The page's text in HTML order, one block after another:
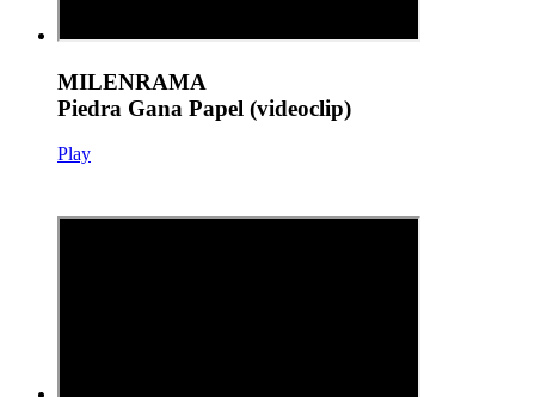
MILENRAMA
Piedra Gana Papel (videoclip)
Play